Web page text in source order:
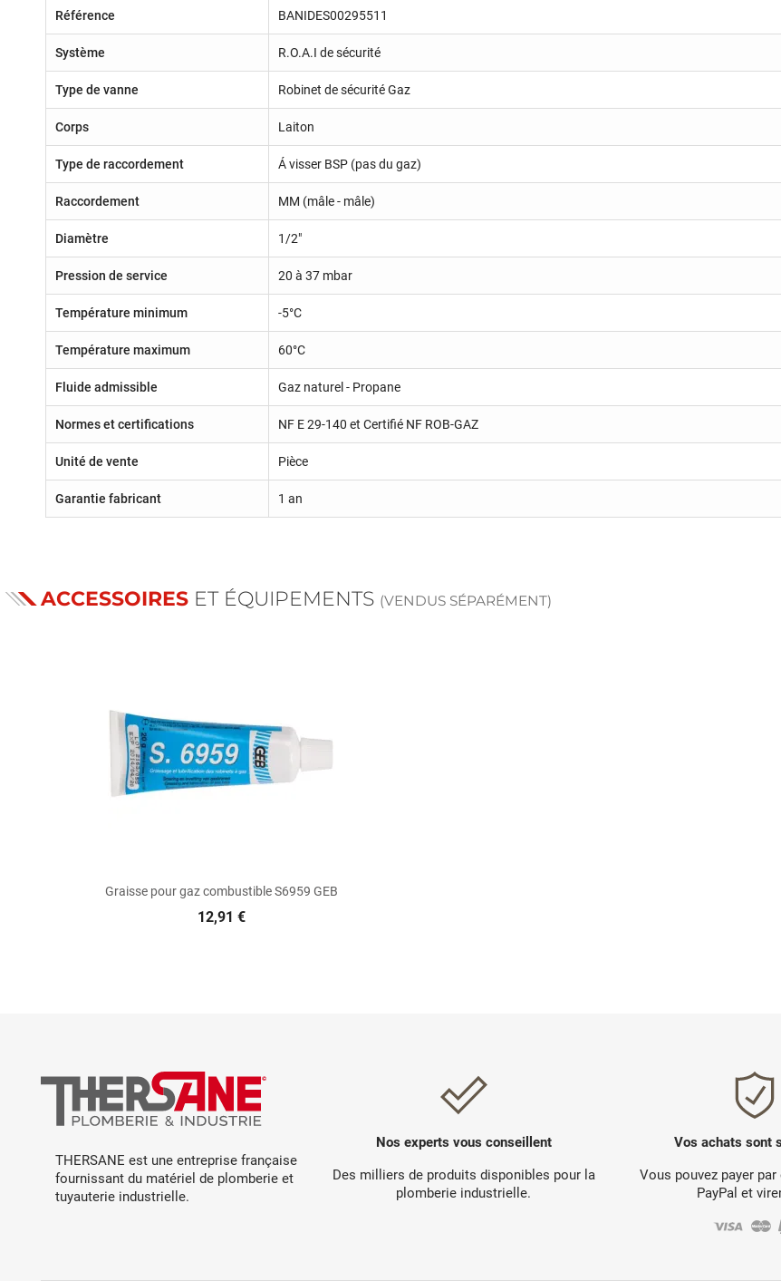
Référence BANIDES00295511
Système R.O.A.I de sécurité
Type de vanne Robinet de sécurité Gaz
Corps Laiton
Type de raccordement Á visser BSP (pas du gaz)
Raccordement MM (mâle - mâle)
Diamètre 1/2"
Pression de service 20 à 37 mbar
Température minimum -5°C
Température maximum 60°C
Fluide admissible Gaz naturel - Propane
Normes et certifications NF E 29-140 et Certifié NF ROB-GAZ
Unité de vente Pièce
Garantie fabricant 1 an
ACCESSOIRES ET ÉQUIPEMENTS (VENDUS SÉPARÉMENT)
Aperçu rapide
Graisse pour gaz combustible S6959 GEB
12,91 €
THERSANE est une entreprise française
fournissant du matériel de plomberie et
tuyauterie industrielle.
Nos experts vous conseillent
Des milliers de produits disponibles pour la
plomberie industrielle.
Vos achats sont
Vous pouvez payer
PayPal et